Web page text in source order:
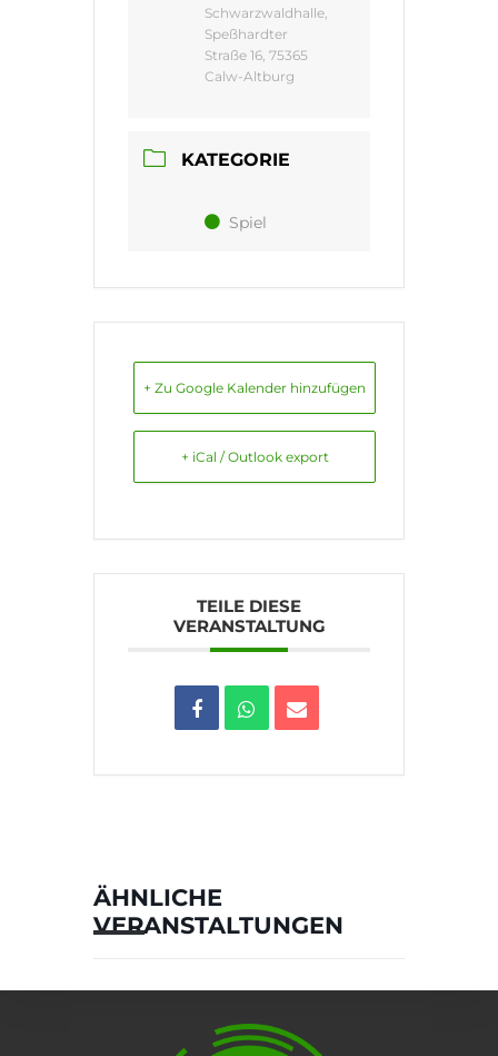
Schwarzwaldhalle,
Speßhardter
Straße 16, 75365
Calw-Altburg
KATEGORIE
Spiel
+ Zu Google Kalender hinzufügen
+ iCal / Outlook export
TEILE DIESE
VERANSTALTUNG
ÄHNLICHE
VERANSTALTUNGEN